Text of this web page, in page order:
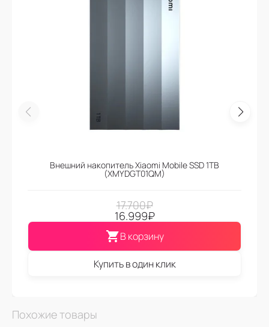
Внешний накопитель Xiaomi Mobile SSD 1TB
(XMYDGT01QM)
17.700₽
16.999₽
В корзину
Купить в один клик
Похожие товары